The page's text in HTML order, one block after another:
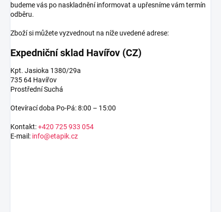
budeme vás po naskladnění informovat a upřesníme vám termín
odběru.
Zboží si můžete vyzvednout na níže uvedené adrese:
Expedniční sklad Havířov (CZ)
Kpt. Jasioka 1380/29a
735 64 Havířov
Prostřední Suchá
Otevírací doba Po-Pá: 8:00 – 15:00
Kontakt:+420 725 933 054
E-mail: info@etapik.cz